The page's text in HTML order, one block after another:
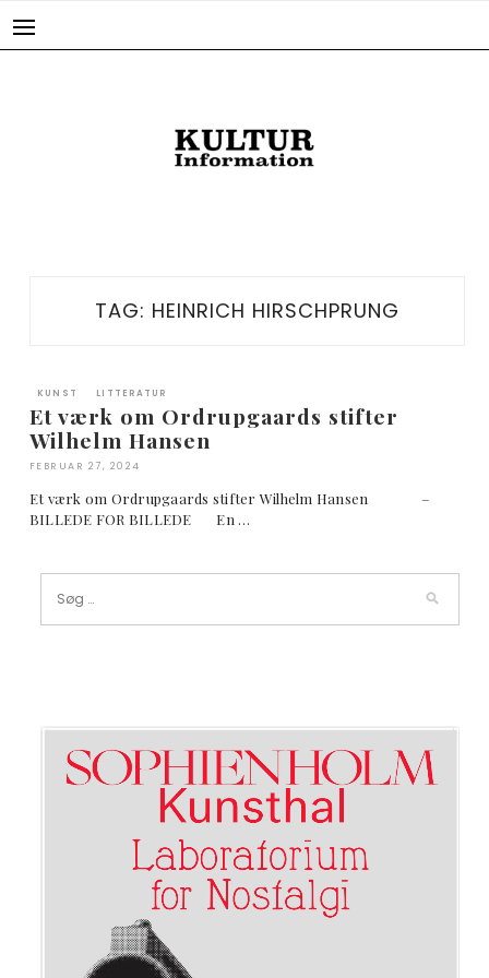
TAG: HEINRICH HIRSCHPRUNG
KUNST LITTERATUR
Et værk om Ordrupgaards stifter
Wilhelm Hansen
FEBRUAR 27, 2024
Et værk om Ordrupgaards stifter Wilhelm Hansen –
BILLEDE FOR BILLEDE En …